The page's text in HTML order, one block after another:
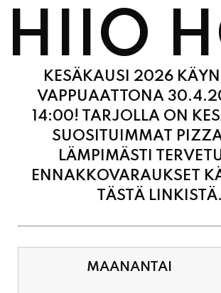
KESÄKAUSI 2026
VAPPUAATTONA
14:00! TARJOLLA ON
SUOSITUIMMAT
LÄMPIMÄSTI
ENNAKKOVARAUKSET
TÄSTÄ